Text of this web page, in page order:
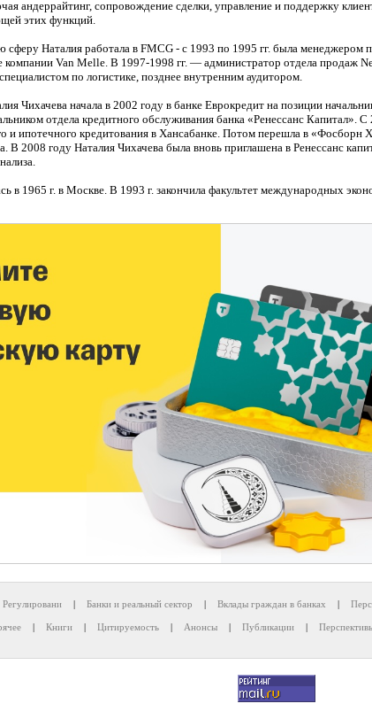
андеррайтинг, сопровождение сделки, управление и поддержку
этих функций.
Наталия работала в FMCG - с 1993 по 1995 гг. была менеджером
компании Van Melle. В 1997-1998 гг. — администратор отдела продаж
по логистике, позднее внутренним аудитором.
Чихачева начала в 2002 году в банке Еврокредит на позиции
отдела кредитного обслуживания банка «Ренессанс Капитал».
и ипотечного кредитования в Хансабанке. Потом перешла в «Фосборн
В 2008 году Наталия Чихачева была вновь приглашена в Ренессанс
в 1965 г. в Москве. В 1993 г. закончила факультет международных
Регулировани | Банки и реальный сектор | Вклады граждан в банках |
| Книги | Цитируемость | Анонсы | Публикации |